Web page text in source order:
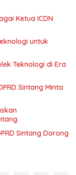
Ketua ICDN
untuk
Teknologi di Era
Sintang Minta
Sintang Dorong